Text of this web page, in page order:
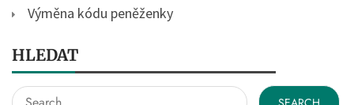
Výměna kódu peněženky
HLEDAT
Search